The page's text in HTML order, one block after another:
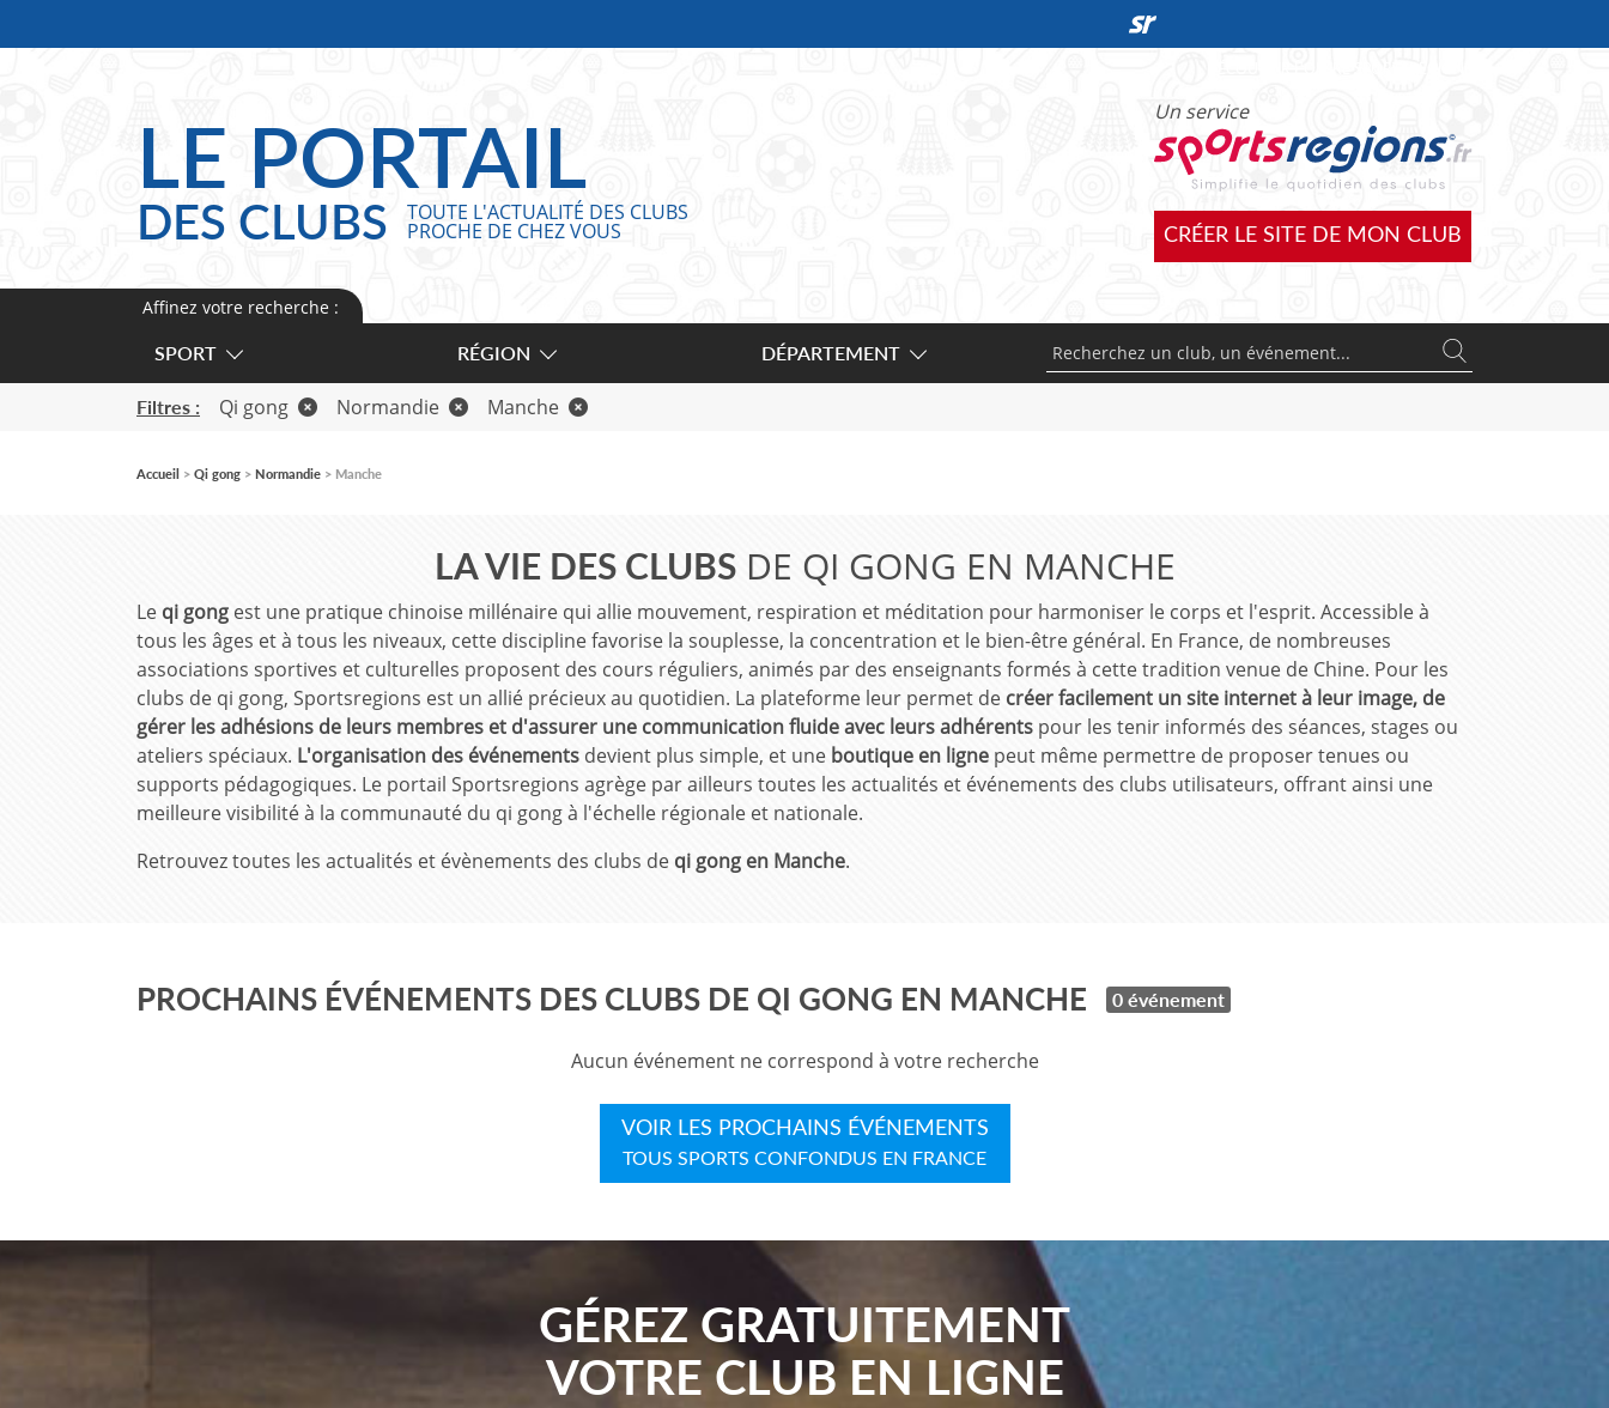
LA VIE DES CLUBSDE QI GONG EN MANCHE
Le qi gong est une pratique chinoise millénaire qui allie mouvement, respiration et méditation pour harmoniser le corps et l'esprit. Accessible à
tous les âges et à tous les niveaux, cette discipline favorise la souplesse, la concentration et le bien-être général. En France, de nombreuses
associations sportives et culturelles proposent des cours réguliers, animés par des enseignants formés à cette tradition venue de Chine. Pour les
clubs de qi gong, Sportsregions est un allié précieux au quotidien. La plateforme leur permet de créer facilement un site internet à leur image, de
gérer les adhésions de leurs membres et d'assurer une communication fluide avec leurs adhérents pour les tenir informés des séances, stages ou
ateliers spéciaux. L'organisation des événements devient plus simple, et une boutique en ligne peut même permettre de proposer tenues ou
supports pédagogiques. Le portail Sportsregions agrège par ailleurs toutes les actualités et événements des clubs utilisateurs, offrant ainsi une
meilleure visibilité à la communauté du qi gong à l'échelle régionale et nationale.
Retrouvez toutes les actualités et évènements des clubs de qi gong en Manche.
PROCHAINS ÉVÉNEMENTS DES CLUBS DE QI GONG EN MANCHE 0 événement
Aucun événement ne correspond à votre recherche
VOIR LES PROCHAINS ÉVÉNEMENTS
TOUS SPORTS CONFONDUS EN FRANCE
GÉREZ GRATUITEMENT
VOTRE CLUB EN LIGNE
Affinez votre recherche :
SPORT
RÉGION DÉPARTEMENT
Filtres : Qi gong Normandie Manche
Accueil Qi gong Normandie Manche
LE PORTAIL
DES CLUBS TOUTE L'ACTUALITÉ DES CLUBS
PROCHE DE CHEZ VOUS
Un service
CRÉER LE SITE DE MON CLUB